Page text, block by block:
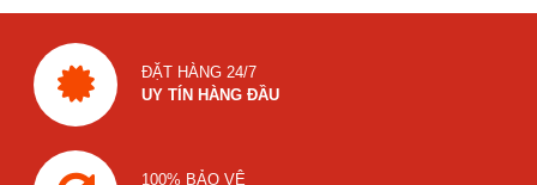
ĐẶT HÀNG 24/7
UY TÍN HÀNG ĐẦU
100% BẢO VỆ